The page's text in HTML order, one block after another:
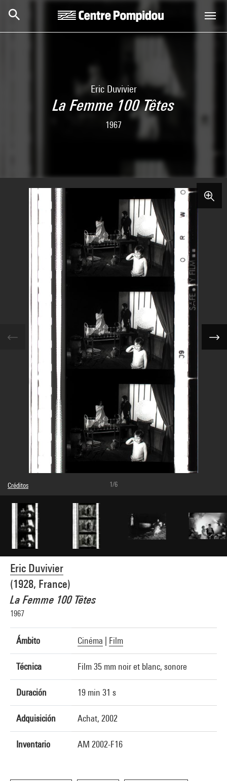
Eric Duvivier
La Femme 100 Têtes
1967
Eric Duvivier
(1928, France)
La Femme 100 Têtes
1967
Ámbito Cinéma Film
Técnica Film 35 mm noir et blanc, sonore
Duración 19 min 31 s
Adquisición Achat, 2002
Inventario AM 2002-F16
Créditos
Leyenda : Photogrammes
© droits réservés
Créditos fotográficos : Centre Pompidou, MNAM-CCI/Hervé Véronèse/Dist.
GrandPalaisRmn
Referencia de la imagen : 4N66608
Difusión de la imagen :
GrandPalaisRmnPhoto
1/6